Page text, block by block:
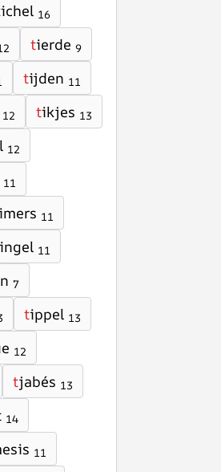
ichel 16
tierde 9
tijden 11
12 tikjes 13
12
11
11
ingel 11
7
tippel 13
12
tjabés 13
14
11